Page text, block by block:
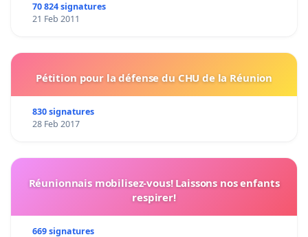
70 824 signatures
21 Feb 2011
Pétition pour la défense du CHU de la Réunion
830 signatures
28 Feb 2017
Réunionnais mobilisez-vous! Laissons nos enfants
respirer!
669 signatures